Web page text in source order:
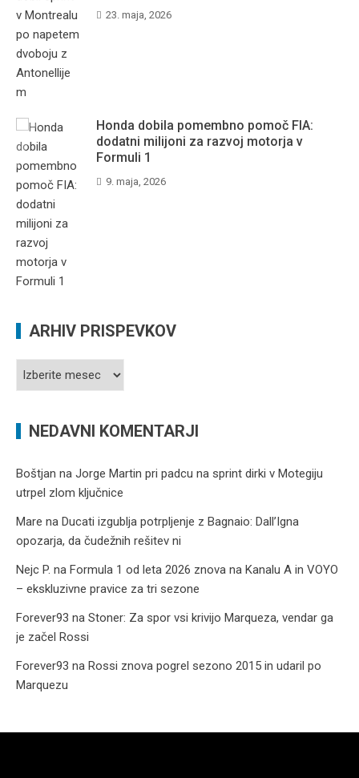
23. maja, 2026
Honda dobila pomembno pomoč FIA:
dodatni milijoni za razvoj motorja v
Formuli 1
9. maja, 2026
ARHIV PRISPEVKOV
Arhiv
NEDAVNI KOMENTARJI
Boštjan na Jorge Martin pri padcu na sprint dirki v Motegiju
utrpel zlom ključnice
Mare na Ducati izgublja potrpljenje z Bagnaio: Dall’Igna
opozarja, da čudežnih rešitev ni
Nejc P. na Formula 1 od leta 2026 znova na Kanalu A in VOYO
– ekskluzivne pravice za tri sezone
Forever93 na Stoner: Za spor vsi krivijo Marqueza, vendar ga
je začel Rossi
Forever93 na Rossi znova pogrel sezono 2015 in udaril po
Marquezu